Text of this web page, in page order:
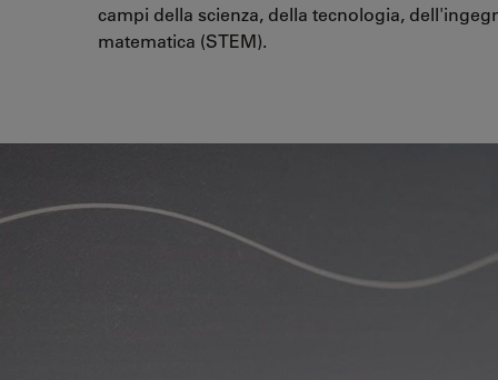
campi della scienza, della tecnologia,
matematica (STEM).